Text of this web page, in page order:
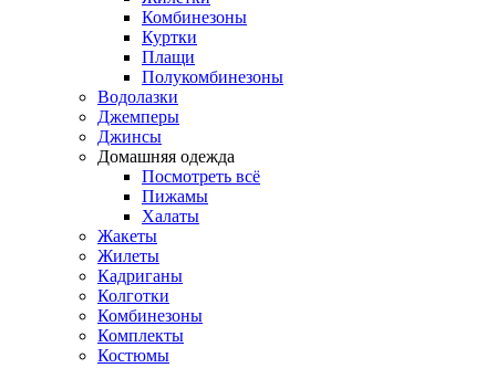
Комбинезоны
Куртки
Плащи
Полукомбинезоны
Водолазки
Джемперы
Джинсы
Домашняя одежда
Посмотреть всё
Пижамы
Халаты
Жакеты
Жилеты
Кадриганы
Колготки
Комбинезоны
Комплекты
Костюмы